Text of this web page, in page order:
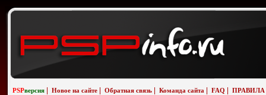
PSPверсия Новое на сайте Обратная связь Команда сайта FAQ ПРАВИЛА